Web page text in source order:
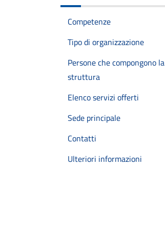
Competenze
Tipo di organizzazione
Persone che compongono la
struttura
Elenco servizi offerti
Sede principale
Contatti
Ulteriori informazioni